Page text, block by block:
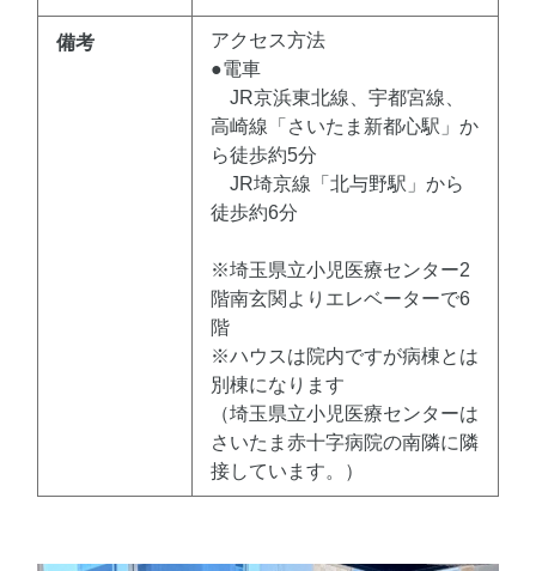
備考
アクセス方法
●電車
JR京浜東北線、宇都宮線、
高崎線「さいたま新都心駅」か
ら徒歩約5分
JR埼京線「北与野駅」から
徒歩約6分
※埼玉県立小児医療センター2
階南玄関よりエレベーターで6
階
※ハウスは院内ですが病棟とは
別棟になります
（埼玉県立小児医療センターは
さいたま赤十字病院の南隣に隣
接しています。）